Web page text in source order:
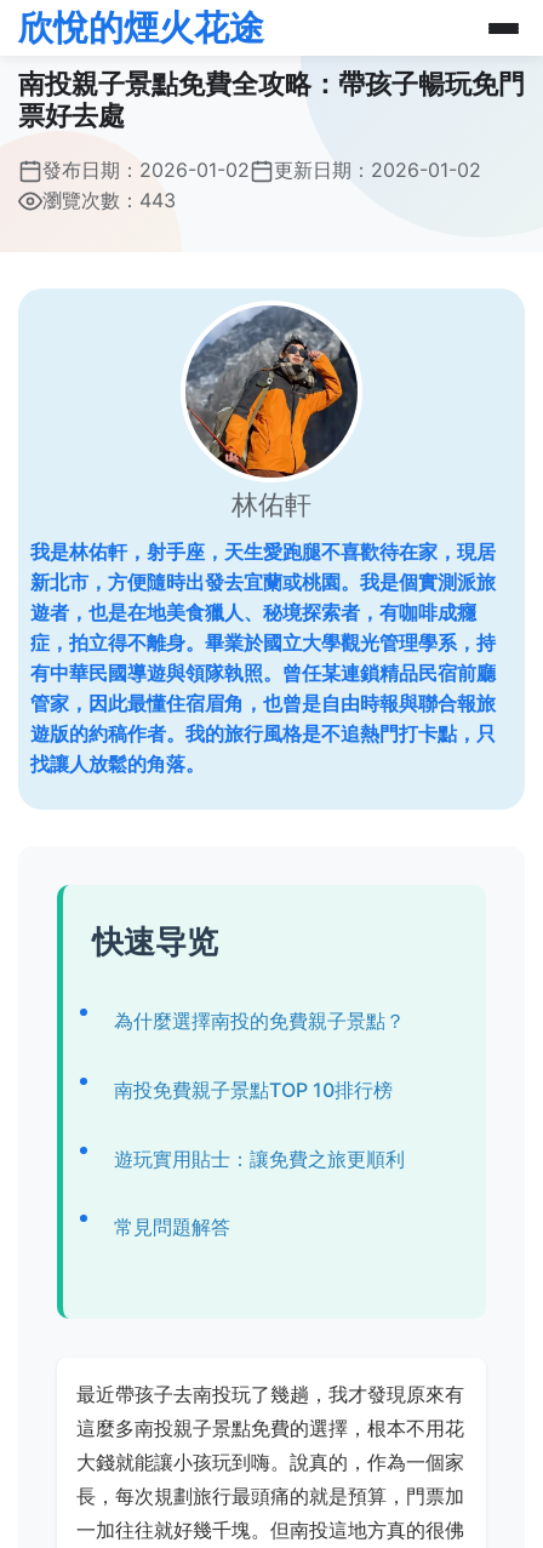
欣悅的煙火花途
南投親子景點免費全攻略：帶孩子暢玩免門
票好去處
發布日期： 2026-01-02 更新日期： 2026-01-02
瀏覽次數：443
林佑軒
我是林佑軒，射手座，天生愛跑腿不喜歡待在家，現居
新北市，方便隨時出發去宜蘭或桃園。我是個實測派旅
遊者，也是在地美食獵人、秘境探索者，有咖啡成癮
症，拍立得不離身。畢業於國立大學觀光管理學系，持
有中華民國導遊與領隊執照。曾任某連鎖精品民宿前廳
管家，因此最懂住宿眉角，也曾是自由時報與聯合報旅
遊版的約稿作者。我的旅行風格是不追熱門打卡點，只
找讓人放鬆的角落。
快速导览
為什麼選擇南投的免費親子景點？
南投免費親子景點TOP 10排行榜
遊玩實用貼士：讓免費之旅更順利
常見問題解答
最近帶孩子去南投玩了幾趟，我才發現原來有
這麼多南投親子景點免費的選擇，根本不用花
大錢就能讓小孩玩到嗨。說真的，作為一個家
長，每次規劃旅行最頭痛的就是預算，門票加
一加往往就好幾千塊。但南投這地方真的很佛